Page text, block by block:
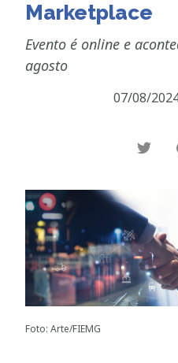
Marketplace
Evento é online e
agosto
07/08/
Foto: Arte/FIEMG